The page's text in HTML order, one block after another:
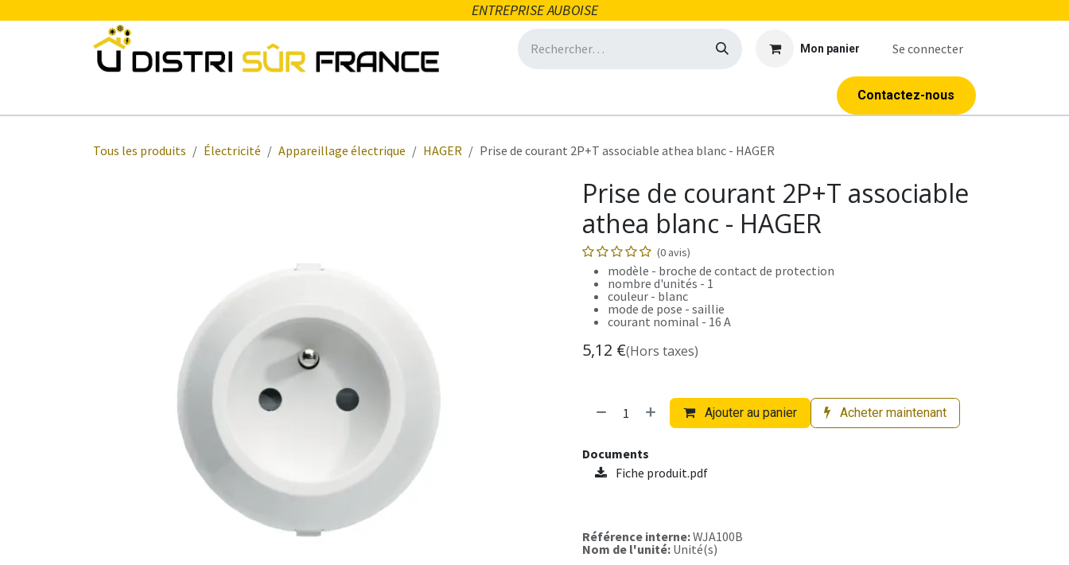
ENTREPRISE AUBOISE
Mon panier Se connecter
FormationsContactez-nous
Tous les produits Électricité Appareillage électrique HAGER Prise de courant 2P+T associable athea blanc - HAGER
Prise de courant 2P+T associable
athea blanc - HAGER
(0 avis)
modèle - broche de contact de protection
nombre d'unités - 1
couleur - blanc
mode de pose - saillie
courant nominal - 16 A
5,12 €(Hors taxes)
Ajouter au panier Acheter maintenant
Documents
Fiche produit.pdf
Référence interne:WJA100B
Nom de l'unité: Unité(s)